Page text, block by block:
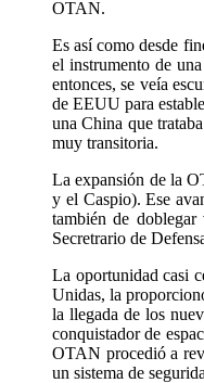
OTAN.
Es así como desde
el instrumento de
entonces, se veía
de EEUU para
una China que
muy transitoria.
La expansión de la
y el Caspio). Ese
también de
Secretrario de
La oportunidad casi
Unidas, la
la llegada de los
conquistador de
OTAN procedió a
un sistema de